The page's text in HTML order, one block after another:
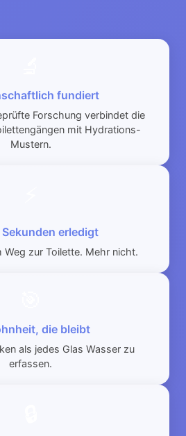
fundiert
Forschung verbindet die
mit Hydrations-
Mustern.
Sekunden erledigt
Weg zur Toilette. Mehr nicht.
die bleibt
als jedes Glas Wasser zu
erfassen.